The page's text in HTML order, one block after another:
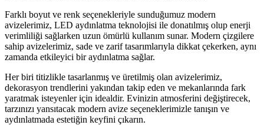
Farklı boyut ve renk seçenekleriyle sunduğumuz modern
avizelerimiz, LED aydınlatma teknolojisi ile donatılmış olup enerji
verimliliği sağlarken uzun ömürlü kullanım sunar. Modern çizgilere
sahip avizelerimiz, sade ve zarif tasarımlarıyla dikkat çekerken, aynı
zamanda etkileyici bir aydınlatma sağlar.
Her biri titizlikle tasarlanmış ve üretilmiş olan avizelerimiz,
dekorasyon trendlerini yakından takip eden ve mekanlarında fark
yaratmak isteyenler için idealdir. Evinizin atmosferini değiştirecek,
tarzınızı yansıtacak modern avize seçeneklerimizle tanışın ve
aydınlatmada estetiğin keyfini çıkarın.